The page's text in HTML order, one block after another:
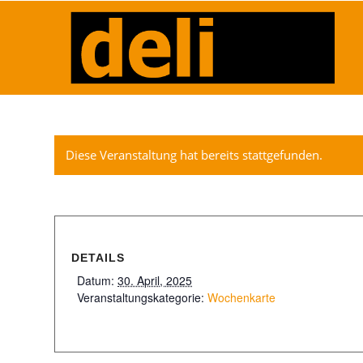
Diese Veranstaltung hat bereits stattgefunden.
DETAILS
Datum: 30. April, 2025
Veranstaltungskategorie: Wochenkarte